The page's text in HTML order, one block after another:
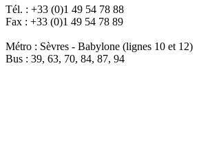
Tél. : +33 (0)1 49 54 78 88
Fax : +33 (0)1 49 54 78 89
Métro : Sèvres - Babylone (lignes 10 et 12)
Bus : 39, 63, 70, 84, 87, 94